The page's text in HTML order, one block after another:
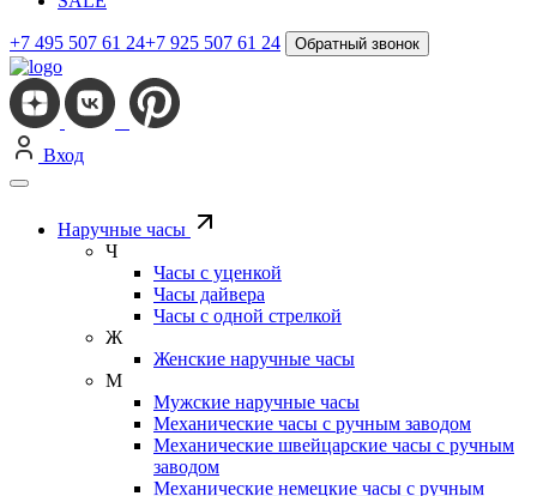
+7 495 507 61 24+7 925 507 61 24 Обратный звонок
Вход
Наручные часы
Ч
Часы с уценкой
Часы дайвера
Часы с одной стрелкой
Ж
Женские наручные часы
М
Мужские наручные часы
Механические часы с ручным заводом
Механические швейцарские часы с ручным
заводом
Механические немецкие часы с ручным